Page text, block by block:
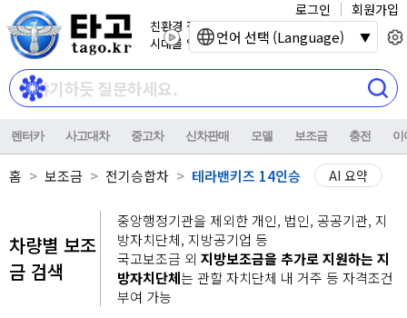
친환경 전기자동차
시대를 열어갑니다.
로그인 회원가입
렌터카 사고대차 중고차 신차판매 모델 보조금 충전 이
홈 보조금 전기승합차 테라밴키즈 14인승 AI 요약
차량별 보조
금 검색
중앙행정기관을 제외한 개인, 법인, 공공기관, 지
방자치단체, 지방공기업 등
국고보조금 외 지방보조금을 추가로 지원하는 지
방자치단체는 관할 자치단체 내 거주 등 자격조건
부여 가능
언어 선택 (Language)